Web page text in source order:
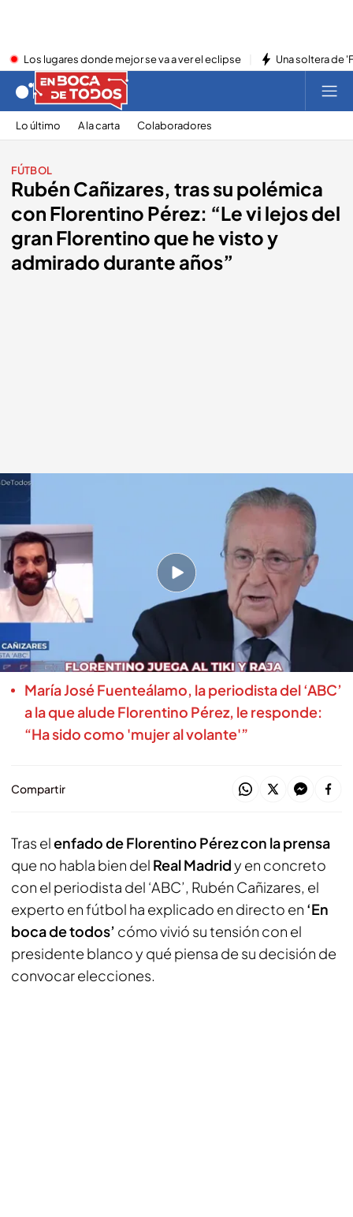
Los lugares donde mejor se va a ver el eclipse Una soltera de
Lo último A la carta Colaboradores
FÚTBOL
Rubén Cañizares, tras su polémica
con Florentino Pérez: “Le vi lejos del
gran Florentino que he visto y
admirado durante años”
Rubén Cañizares, periodista deportivo de 'ABC' cuatro.com
En boca de todos
Manu Carreño responde a las críticas de
Florentino Pérez: “¿Qué necesidad tiene de
convocar elecciones? ¿Alguien estaba
cuestionando su mandato?”
María José Fuenteálamo, la periodista del ‘ABC’
a la que alude Florentino Pérez, le responde:
“Ha sido como 'mujer al volante'”
Compartir
Tras elenfado de Florentino Pérez con la prensa
que no habla bien del Real Madridy en concreto
con el periodista del ‘ABC’, Rubén Cañizares, el
experto en fútbol ha explicado en directo en ‘En
boca de todos’ cómo vivió su tensión con el
presidente blanco y qué piensa de su decisión de
convocar elecciones.